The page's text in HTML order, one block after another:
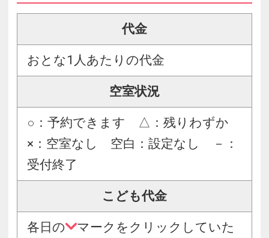
代金
おとな1人あたりの代金
空室状況
○：予約できます △：残りわずか
×：空室なし 空白：設定なし －：
受付終了
こども代金
各日の
マークをクリックしていた